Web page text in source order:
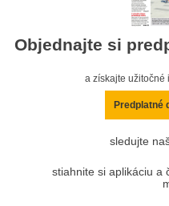
Objednajte si
a získajte užitočné
Predplatné
sledujte
stiahnite si aplikáciu a